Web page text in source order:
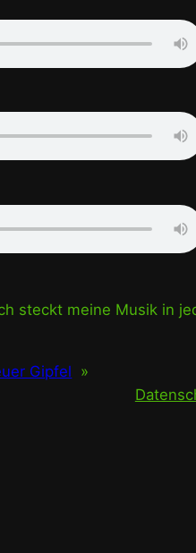
steckt meine Musik in
Gipfel »